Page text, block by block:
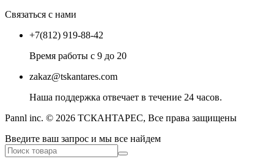
Связаться с нами
+7(812) 919-88-42
Время работы с 9 до 20
zakaz@tskantares.com
Наша поддержка отвечает в течение 24 часов.
Pannl inc. © 2026 ТСКАНТАРЕС, Все права защищены
Введите ваш запрос и мы все найдем